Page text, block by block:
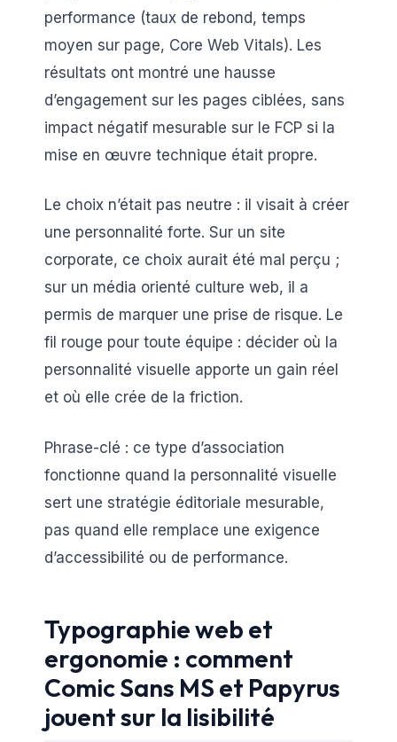
performance (taux de rebond, temps
moyen sur page, Core Web Vitals). Les
résultats ont montré une hausse
d’engagement sur les pages ciblées, sans
impact négatif mesurable sur le FCP si la
mise en œuvre technique était propre.
Le choix n’était pas neutre : il visait à créer
une personnalité forte. Sur un site
corporate, ce choix aurait été mal perçu ;
sur un média orienté culture web, il a
permis de marquer une prise de risque. Le
fil rouge pour toute équipe : décider où la
personnalité visuelle apporte un gain réel
et où elle crée de la friction.
Phrase-clé : ce type d’association
fonctionne quand la personnalité visuelle
sert une stratégie éditoriale mesurable,
pas quand elle remplace une exigence
d’accessibilité ou de performance.
Typographie web et
ergonomie : comment
Comic Sans MS et Papyrus
jouent sur la lisibilité